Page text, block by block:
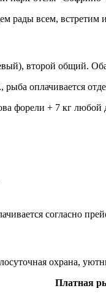
рады всем, встретим
второй общий.
., рыба оплачивается
форели + 7 кг любой
согласно
охрана,
Платная